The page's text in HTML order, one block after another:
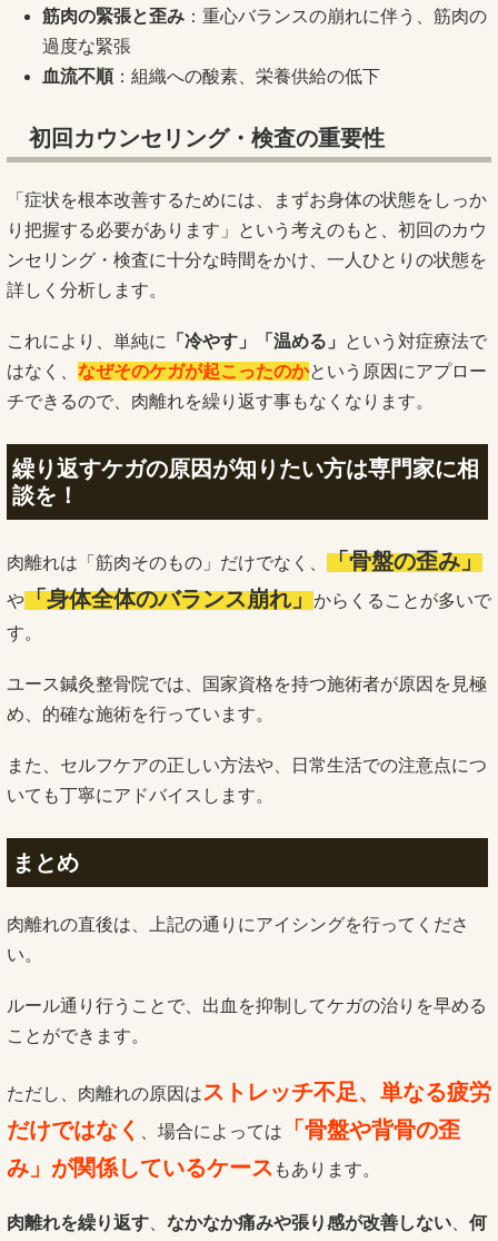
筋肉の緊張と歪み ：重心バランスの崩れに伴う、筋肉の
過度な緊張
血流不順：組織への酸素、栄養供給の低下
初回カウンセリング・検査の重要性
「症状を根本改善するためには、まずお身体の状態をしっか
り把握する必要があります」という考えのもと、初回のカウ
ンセリング・検査に十分な時間をかけ、一人ひとりの状態を
詳しく分析します。
これにより、単純に 「冷やす」「温める」
という対症療法で
はなく、 なぜそのケガが起こったのかという原因にアプロー
チできるので、肉離れを繰り返す事もなくなります。
繰り返すケガの原因が知りたい方は専門家に相
談を！
肉離れは「筋肉そのもの」だけでなく、 「骨盤の歪み」
や「身体全体のバランス崩れ」からくることが多いで
す。
ユース鍼灸整骨院では、国家資格を持つ施術者が原因を見極
め、的確な施術を行っています。
また、セルフケアの正しい方法や、日常生活での注意点につ
いても丁寧にアドバイスします。
まとめ
肉離れの直後は、上記の通りにアイシングを行ってくださ
い。
ルール通り行うことで、出血を抑制してケガの治りを早める
ことができます。
ただし、肉離れの原因はストレッチ不足、単なる疲労
だけではなく
、場合によっては
「骨盤や背骨の歪
み」が関係しているケース もあります。
肉離れを繰り返す なかなか痛みや張り感が改善しない
何